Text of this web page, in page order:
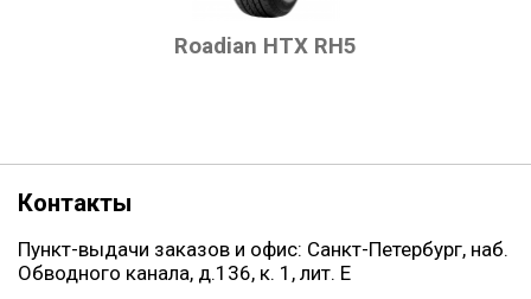
Roadian HTX RH5
Контакты
Пункт-выдачи заказов и офис: Санкт-Петербург, наб.
Обводного канала, д.136, к. 1, лит. Е